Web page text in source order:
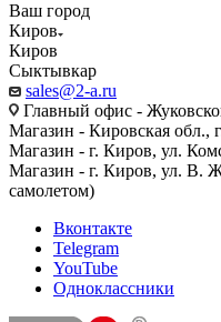
Ваш город
Киров
Киров
Сыктывкар
sales@2-a.ru
Главный офис -
Магазин - Кировская обл.,
Магазин - г. Киров, ул.
Магазин - г. Киров, ул. В.
самолетом)
Вконтакте
Telegram
YouTube
Одноклассники